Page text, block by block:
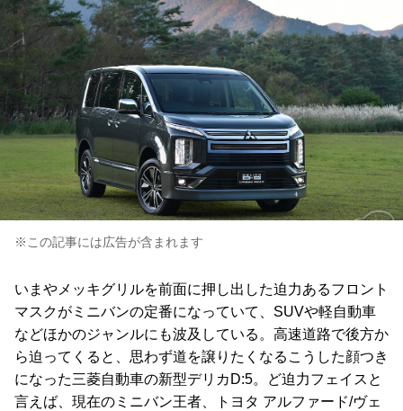
※この記事には広告が含まれます
いまやメッキグリルを前面に押し出した迫力あるフロント
マスクがミニバンの定番になっていて、SUVや軽自動車
などほかのジャンルにも波及している。高速道路で後方か
ら迫ってくると、思わず道を譲りたくなるこうした顔つき
になった三菱自動車の新型デリカD:5。ど迫力フェイスと
言えば、現在のミニバン王者、トヨタ アルファード/ヴェ